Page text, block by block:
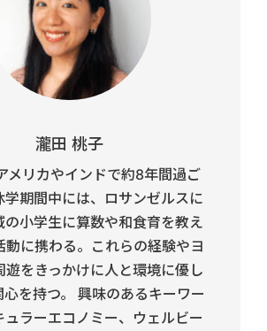
瀧田 桃子
メリカやインドで約8年間過ご
学期間中には、ロサンゼルスに
の小学生に算数や和食育を教え
動に携わる。これらの経験やヨ
遊をきっかけに人と環境に優し
心を持つ。 興味のあるキーワー
ュラーエコノミー、ウェルビー